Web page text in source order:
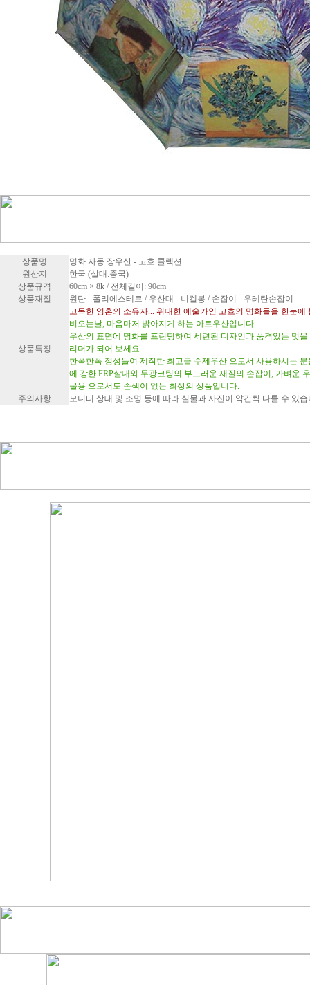
상품명
명화 자동 장우산 - 고흐 콜렉션
원산지
한국 (살대:중국)
상품규격
60cm × 8k / 전체길이: 90cm
상품재질
원단 - 폴리에스테르 / 우산대 - 니켈봉 / 손잡이 - 우레탄손잡이
상품특징
고독한 영혼의 소유자... 위대한 예술가인 고흐의 명화들을 한눈
비오는날, 마음마저 밝아지게 하는 아트우산입니다.
우산의 표면에 명화를 프린팅하여 세련된 디자인과 품격있는 멋
리더가 되어 보세요...
한폭한폭 정성들여 제작한 최고급 수제우산 으로서 사용하시는
에 강한 FRP살대와 무광코팅의 부드러운 재질의 손잡이, 가벼운
물용 으로서도 손색이 없는 최상의 상품입니다.
주의사항
모니터 상태 및 조명 등에 따라 실물과 사진이 약간씩 다를 수 있습